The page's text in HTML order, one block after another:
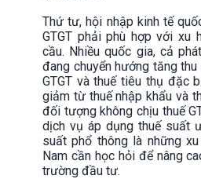
Thứ tư, hội nhập kinh tế
GTGT phải phù hợp với xu
cầu. Nhiều quốc gia, cả
đang chuyển hướng tăng
GTGT và thuế tiêu thụ đặc
giảm từ thuế nhập khẩu và
đối tượng không chịu thuế
dịch vụ áp dụng thuế suất
suất phổ thông là những
Nam cần học hỏi để nâng
trường đầu tư.